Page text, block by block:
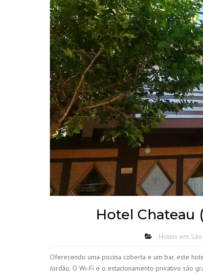
Hotel Chateau
Hoteis em
Oferecendo uma piscina coberta e um bar, este
Jordão. O Wi-Fi e o estacionamento privativo são